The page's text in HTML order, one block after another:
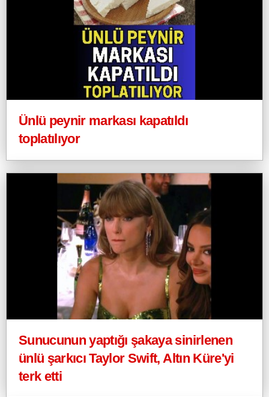
Ünlü peynir markası kapatıldı
toplatılıyor
Sunucunun yaptığı şakaya sinirlenen
ünlü şarkıcı Taylor Swift, Altın Küre'yi
terk etti